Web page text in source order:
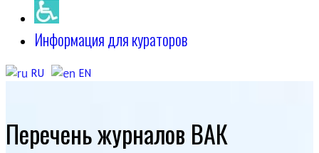
Информация для кураторов
RU EN
Перечень журналов ВАК